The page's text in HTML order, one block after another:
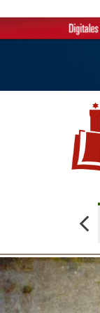
- 810 n. Chr.